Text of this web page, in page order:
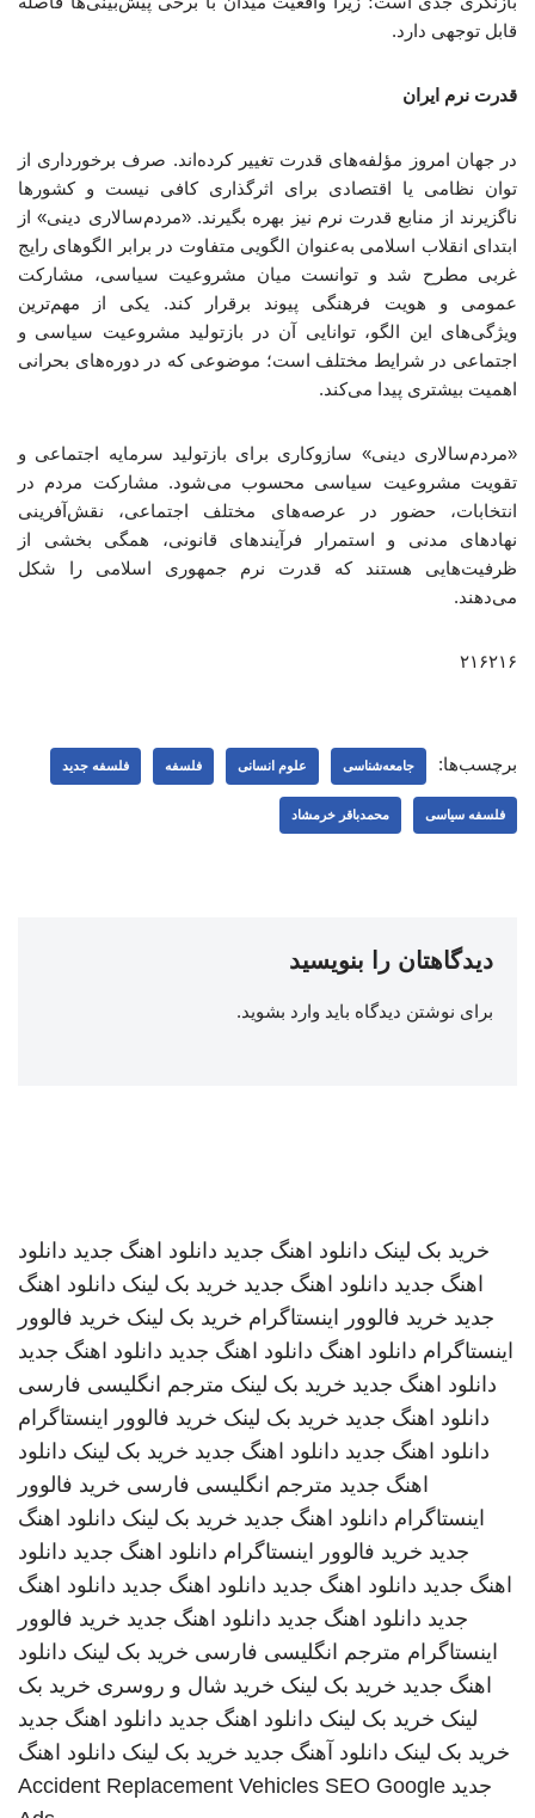
قابل توجهی دارد.
قدرت نرم ایران
در جهان امروز مؤلفه‌های قدرت تغییر کرده‌اند. صرف برخورداری از
توان نظامی یا اقتصادی برای اثرگذاری کافی نیست و کشورها
ناگزیرند از منابع قدرت نرم نیز بهره بگیرند. «مردم‌سالاری دینی» از
ابتدای انقلاب اسلامی به‌عنوان الگویی متفاوت در برابر الگوهای رایج
غربی مطرح شد و توانست میان مشروعیت سیاسی، مشارکت
عمومی و هویت فرهنگی پیوند برقرار کند. یکی از مهم‌ترین
ویژگی‌های این الگو، توانایی آن در بازتولید مشروعیت سیاسی و
اجتماعی در شرایط مختلف است؛ موضوعی که در دوره‌های بحرانی
اهمیت بیشتری پیدا می‌کند.
«مردم‌سالاری دینی» سازوکاری برای بازتولید سرمایه اجتماعی و
تقویت مشروعیت سیاسی محسوب می‌شود. مشارکت مردم در
انتخابات، حضور در عرصه‌های مختلف اجتماعی، نقش‌آفرینی
نهادهای مدنی و استمرار فرآیندهای قانونی، همگی بخشی از
ظرفیت‌هایی هستند که قدرت نرم جمهوری اسلامی را شکل
می‌دهند.
۲۱۶۲۱۶
برچسب‌ها: جامعه‌شناسی علوم انسانی فلسفه فلسفه جدید
فلسفه سیاسی محمدباقر خرمشاد
دیدگاهتان را بنویسید
برای نوشتن دیدگاه باید وارد بشوید.
خرید بک لینک دانلود اهنگ جدید دانلود اهنگ جدید دانلود
اهنگ جدید دانلود اهنگ جدید خرید بک لینک دانلود اهنگ
جدید خرید فالوور اینستاگرام خرید بک لینک خرید فالوور
اینستاگرام دانلود اهنگ دانلود اهنگ جدید دانلود اهنگ جدید
دانلود اهنگ جدید خرید بک لینک مترجم انگلیسی فارسی
دانلود اهنگ جدید خرید بک لینک خرید فالوور اینستاگرام
دانلود اهنگ جدید دانلود اهنگ جدید خرید بک لینک دانلود
اهنگ جدید مترجم انگلیسی فارسی خرید فالوور
اینستاگرام دانلود اهنگ جدید خرید بک لینک دانلود اهنگ
جدید خرید فالوور اینستاگرام دانلود اهنگ جدید دانلود
اهنگ جدید دانلود اهنگ جدید دانلود اهنگ جدید دانلود اهنگ
جدید دانلود اهنگ جدید دانلود اهنگ جدید خرید فالوور
اینستاگرام مترجم انگلیسی فارسی خرید بک لینک دانلود
اهنگ جدید خرید بک لینک خرید شال و روسری خرید بک
لینک خرید بک لینک دانلود اهنگ جدید دانلود اهنگ جدید
خرید بک لینک دانلود آهنگ جدید خرید بک لینک دانلود اهنگ
جدید
Accident Replacement Vehicles SEO Google